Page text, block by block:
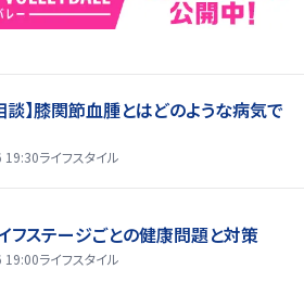
談】膝関節血腫とはどのような病気で
19:30ライフスタイル
フステージごとの健康問題と対策
19:00ライフスタイル